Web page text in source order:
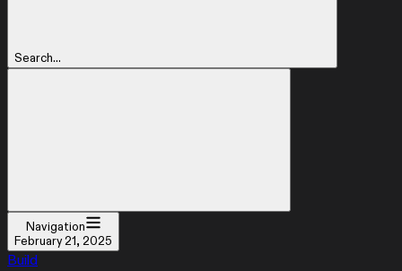
Search...
Navigation
February 21, 2025
Build